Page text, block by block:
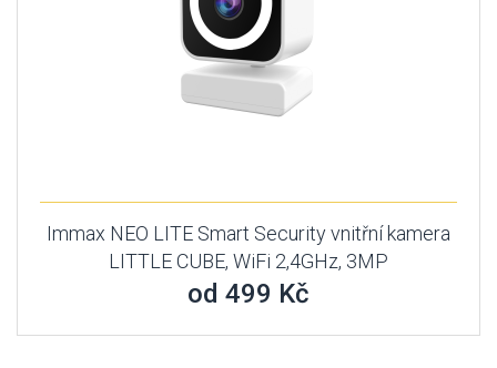
Immax NEO LITE Smart Security vnitřní kamera
LITTLE CUBE, WiFi 2,4GHz, 3MP
od 499 Kč